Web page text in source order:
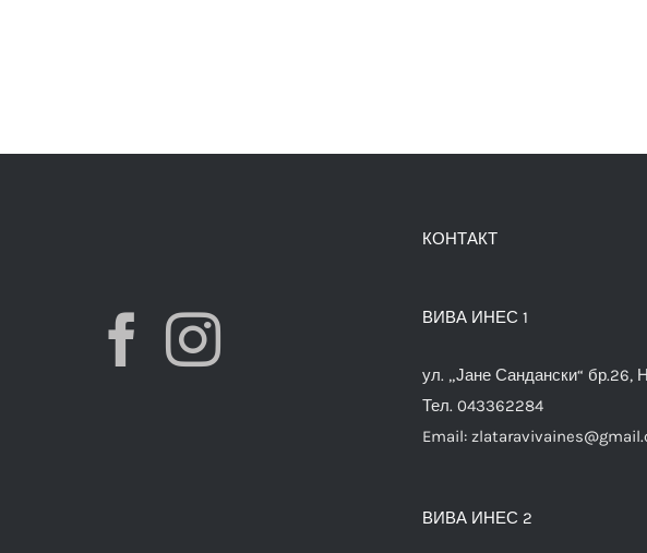
КОНТАКТ
ВИВА ИНЕС 1
ул. „Јане Сандански“ бр.26,
Тел. 043362284
Email:
ВИВА ИНЕС 2